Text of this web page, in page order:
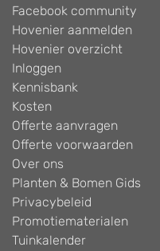
Facebook community
Hovenier aanmelden
Hovenier overzicht
Inloggen
Kennisbank
Kosten
Offerte aanvragen
Offerte voorwaarden
Over ons
Planten & Bomen Gids
Privacybeleid
Promotiematerialen
Tuinkalender